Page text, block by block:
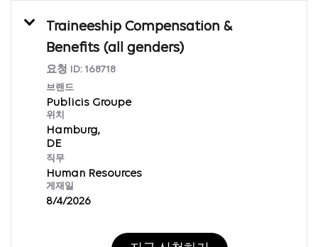
Traineeship Compensation &
Benefits (all genders)
요청 ID: 168718
브랜드
Publicis Groupe
위치
Hamburg,
직무
Human Resources
게재일
8/4/2026